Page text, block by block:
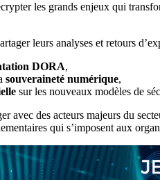
les grands enjeux qui
leurs analyses et retours
DORA,
souveraineté numérique,
sur les nouveaux modèles de
avec des acteurs majeurs du
qui s’imposent aux